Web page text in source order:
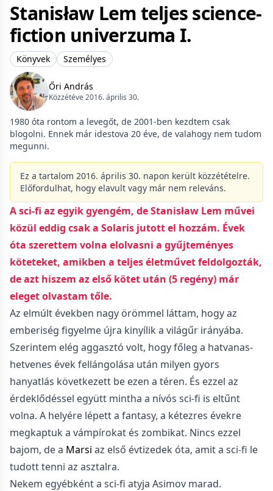
Stanisław Lem teljes science-
fiction univerzuma I.
Könyvek Személyes
Őri András
Közzétéve 2016. április 30.
1980 óta rontom a levegőt, de 2001-ben kezdtem csak
blogolni. Ennek már idestova 20 éve, de valahogy nem tudom
megunni.
Ez a tartalom 2016. április 30. napon került közzétételre.
Előfordulhat, hogy elavult vagy már nem releváns.
A sci-fi az egyik gyengém, de Stanisław Lem művei
közül eddig csak a Solaris jutott el hozzám. Évek
óta szerettem volna elolvasni a gyűjteményes
köteteket, amikben a teljes életművet feldolgozták,
de azt hiszem az első kötet után (5 regény) már
eleget olvastam tőle.
Az elmúlt években nagy örömmel láttam, hogy az
emberiség figyelme újra kinyílik a világűr irányába.
Szerintem elég aggasztó volt, hogy főleg a hatvanas-
hetvenes évek fellángolása után milyen gyors
hanyatlás következett be ezen a téren. És ezzel az
érdeklődéssel együtt mintha a nívós sci-fi is eltűnt
volna. A helyére lépett a fantasy, a kétezres évekre
megkaptuk a vámpírokat és zombikat. Nincs ezzel
bajom, de a Marsi az első évtizedek óta, amit a sci-fi le
tudott tenni az asztalra.
Nekem egyébként a sci-fi atyja Asimov marad.